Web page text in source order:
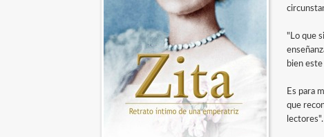
"Lo que
bien
Es para
que